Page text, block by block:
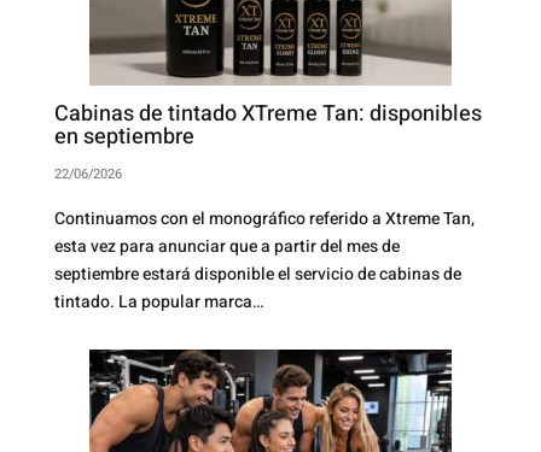
Cabinas de tintado XTreme Tan: disponibles
en septiembre
22/06/2026
Continuamos con el monográfico referido a Xtreme Tan,
esta vez para anunciar que a partir del mes de
septiembre estará disponible el servicio de cabinas de
tintado. La popular marca…